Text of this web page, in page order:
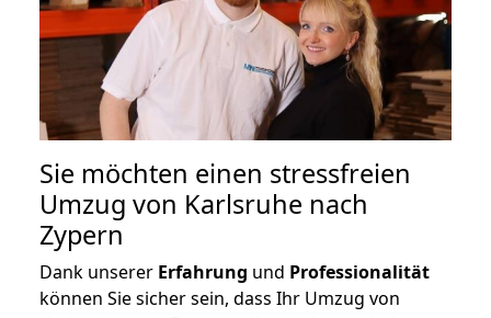
Sie möchten einen stressfreien
Umzug von Karlsruhe nach
Zypern
Dank unserer Erfahrung und Professionalität
können Sie sicher sein, dass Ihr Umzug von